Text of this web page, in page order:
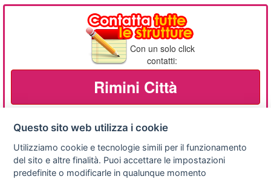
Con un solo click
contatti:
Rimini Città
Privacy
policy
Avviso
legale
Scrivici
Questo sito web utilizza i cookie
Utilizziamo cookie e tecnologie simili per il funzionamento
del sito e altre finalità. Puoi accettare le impostazioni
predefinite o modificarle in qualunque momento